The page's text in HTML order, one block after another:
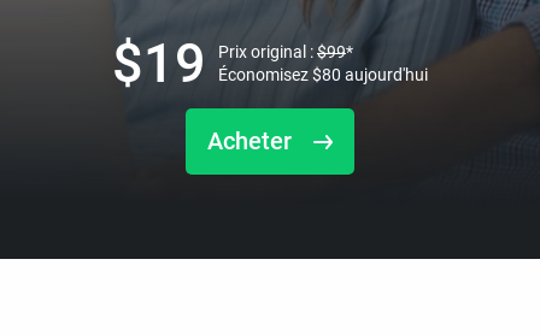
Acheter
$19 Prix original :$99*
Économisez$80 aujourd'hui